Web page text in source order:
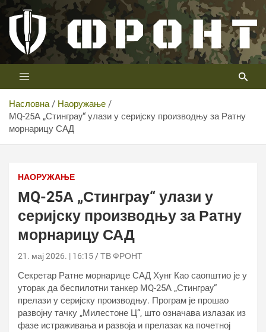
Скип
цонтент
Телевизија ФРОНТ
Први војни канал у Србији
Насловна
Наоружање
МQ-25А „Стинграy“ улази у серијску производњу за Ратну
морнарицу САД
НАОРУЖАЊЕ
МQ-25А „Стинграy“ улази у
серијску производњу за Ратну
морнарицу САД
21. мај 2026. | 16:15 ТВ ФРОНТ
Секретар Ратне морнарице САД Хунг Као саопштио је у
уторак да беспилотни танкер МQ-25А „Стинграy“
прелази у серијску производњу. Програм је прошао
развојну тачку „Милестоне Ц“, што означава излазак из
фазе истраживања и развоја и прелазак ка почетној